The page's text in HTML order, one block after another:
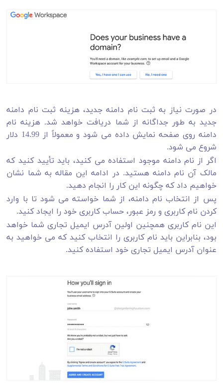
در صورت نیاز به ثبت نام دامنه جدید، هزینه ثبت نام دامنه
جدید به طور جداگانه از شما دریافت خواهد شد. هزینه نام
دامنه روی صفحه نمایش داده می شود و معمولاً از 14.99 دلار
شروع می شود.
اگر از نام دامنه موجود استفاده می کنید، باید تأیید کنید که
مالک آن نام دامنه هستید. در ادامه این مقاله به شما نشان
خواهیم داد که چگونه این کار را انجام دهید.
پس از انتخاب نام دامنه، از شما خواسته می شود تا با وارد
کردن نام کاربری و رمز عبور، حساب کاربری خود را ایجاد کنید.
این نام کاربری همچنین اولین آدرس ایمیل تجاری شما خواهد
بود، بنابراین باید نام کاربری را انتخاب کنید که می خواهید به
عنوان آدرس ایمیل تجاری خود استفاده کنید.